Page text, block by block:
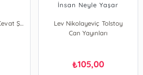
Halikarnas Balıkçısı (Cevat Şakir Kabaağaçlı)
İnsan Neyle Yaşar
Lev Nikolayeviç Tolstoy
Can Yayınları
₺105,00